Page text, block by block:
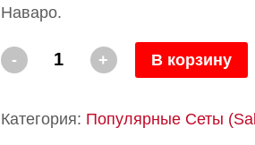
Наваро.
Количество
Набор
/
- + В корзину
Категория: Популярные Сеты